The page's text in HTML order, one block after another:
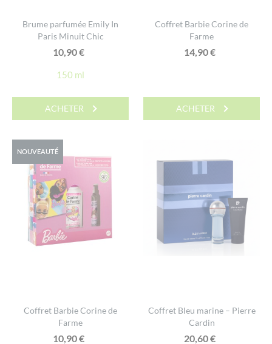
Brume parfumée Emily In
Paris Minuit Chic
10,90€
150 ml
ACHETER
Coffret Barbie Corine de
Farme
14,90€
ACHETER
NOUVEAUTÉ
Coffret Barbie Corine de
Farme
10,90€
Coffret Bleu marine – Pierre
Cardin
20,60€